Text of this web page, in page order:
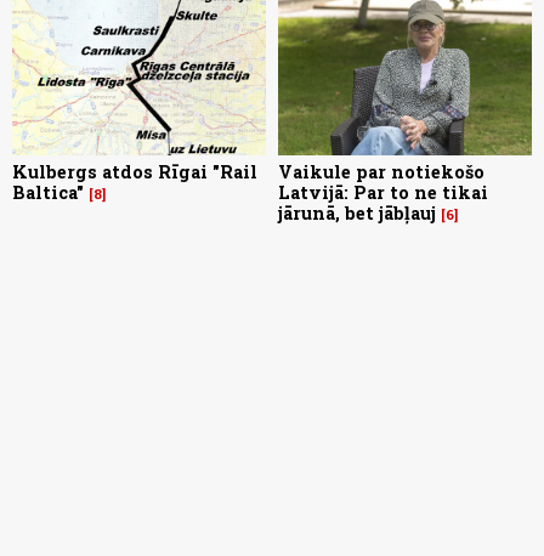
Kulbergs atdos Rīgai "Rail
Baltica"
8
Vaikule par notiekošo
Latvijā: Par to ne tikai
jārunā, bet jābļauj
6